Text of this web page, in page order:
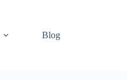
Blog